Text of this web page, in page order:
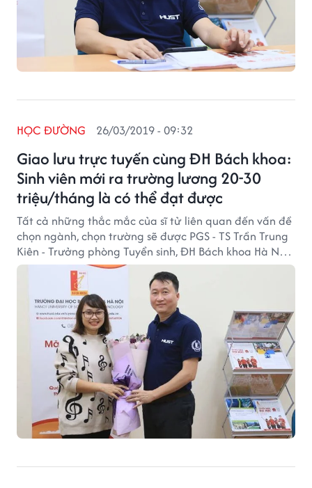
Giao lưu trực tuyến cùng ĐH Bách khoa:
Sinh viên mới ra trường lương 20-30
triệu/tháng là có thể đạt được
HỌC ĐƯỜNG 26/03/2019 - 09:32
Tất cả những thắc mắc của sĩ tử liên quan đến vấn đề
chọn ngành, chọn trường sẽ được PGS - TS Trần Trung
Kiên - Trưởng phòng Tuyển sinh, ĐH Bách khoa Hà Nội
giải đáp trong buổi tư vấn trực tuyến cùng độc giả
Saostar diễn ra lúc 9h30 sáng 26/3.